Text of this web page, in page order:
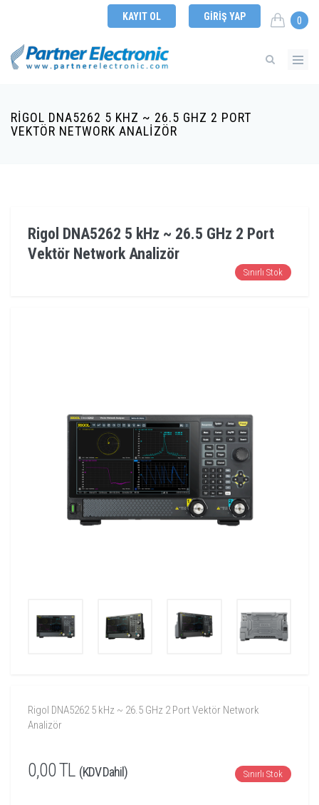
KAYIT OL GIRIŞ YAP 0
RIGOL DNA5262 5 KHZ ~ 26.5 GHZ 2 PORT
VEKTÖR NETWORK ANALIZÖR
Rigol DNA5262 5 kHz ~ 26.5 GHz 2 Port
Vektör Network Analizör
Sınırlı Stok
Rigol DNA5262 5 kHz ~ 26.5 GHz 2 Port Vektör Network
Analizör
0,00 TL (KDV Dahil) Sınırlı Stok